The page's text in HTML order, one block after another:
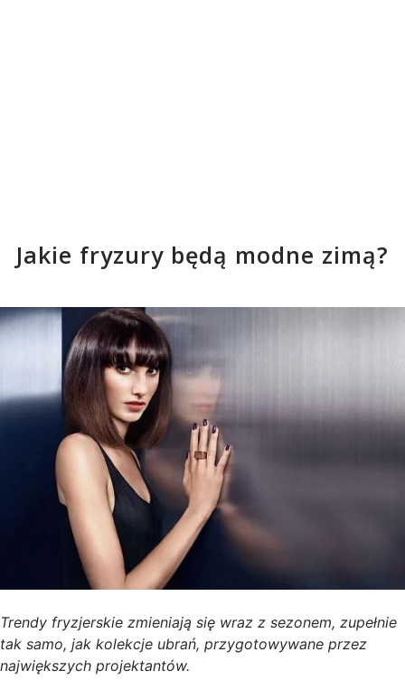
Jakie fryzury będą modne zimą?
Trendy fryzjerskie zmieniają się wraz z sezonem, zupełnie
tak samo, jak kolekcje ubrań, przygotowywane przez
największych projektantów.